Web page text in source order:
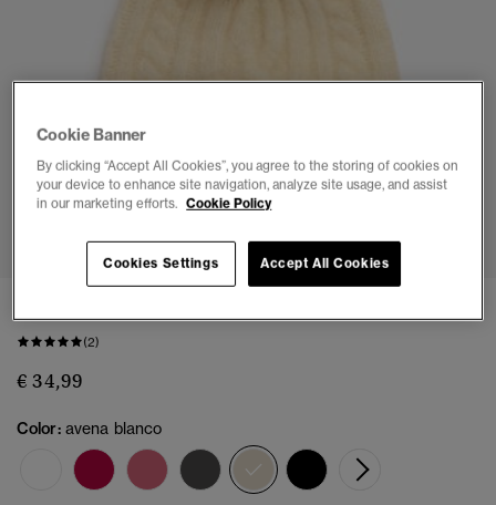
1 2
(2)
€ 34,99
Color: avena blanco
seleccionado
Cookie Banner
By clicking “Accept All Cookies”, you agree to the storing of cookies on
your device to enhance site navigation, analyze site usage, and assist
in our marketing efforts. Cookie Policy
Accept All Cookies
Cookies Settings